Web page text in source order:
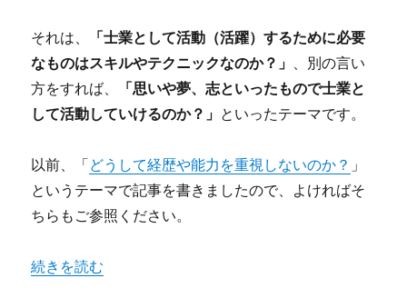
それは、
「士業として活動（活躍）するために必要
なものはスキルやテクニックなのか？」 、別の言い
方をすれば、
「思いや夢、志といったもので士業と
して活動していけるのか？」 といったテーマです。
以前、「どうして経歴や能力を重視しないのか？ 」
というテーマで記事を書きましたので、よければそ
ちらもご参照ください。
“思い？テクニック？” の
続きを読む